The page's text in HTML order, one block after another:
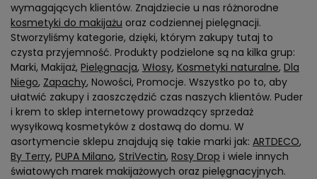
wymagających klientów. Znajdziecie u nas różnorodne
kosmetyki do makijażu oraz codziennej pielęgnacji.
Stworzyliśmy kategorie, dzięki, którym zakupy tutaj to
czysta przyjemność. Produkty podzielone są na kilka grup:
Marki, Makijaż, Pielęgnacja, Włosy, Kosmetyki naturalne, Dla
Niego, Zapachy, Nowości, Promocje. Wszystko po to, aby
ułatwić zakupy i zaoszczędzić czas naszych klientów. Puder
i krem to sklep internetowy prowadzący sprzedaż
wysyłkową kosmetyków z dostawą do domu. W
asortymencie sklepu znajdują się takie marki jak: ARTDECO,
By Terry, PUPA Milano, StriVectin, Rosy Drop i wiele innych
światowych marek makijażowych oraz pielęgnacyjnych.